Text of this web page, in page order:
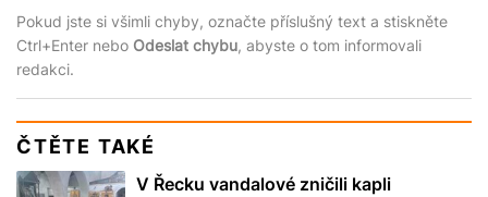
Pokud jste si všimli chyby, označte příslušný text a stiskněte
Ctrl+Enter nebo Odeslat chybu, abyste o tom informovali
redakci.
ČTĚTE TAKÉ
V Řecku vandalové zničili kapli